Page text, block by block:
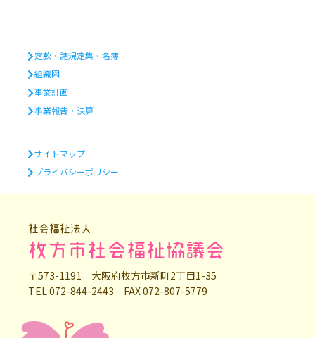
定款・諸規定集・名簿
組織図
事業計画
事業報告・決算
サイトマップ
プライバシーポリシー
社会福祉法人
枚方市社会福祉協議会
〒573-1191 大阪府枚方市新町2丁目1-35
TEL 072-844-2443 FAX 072-807-5779